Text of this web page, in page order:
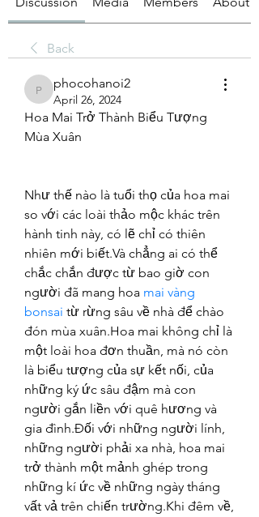
Back
phocohanoi2
phocohanoi2
April 26, 2024
Hoa Mai Trở Thành Biểu Tượng
Mùa Xuân
Như thế nào là tuổi thọ của hoa mai
so với các loài thảo mộc khác trên
hành tinh này, có lẽ chỉ có thiên
nhiên mới biết.Và chẳng ai có thể
chắc chắn được từ bao giờ con
người đã mang hoa mai vàng
bonsai từ rừng sâu về nhà để chào
đón mùa xuân.Hoa mai không chỉ là
một loài hoa đơn thuần, mà nó còn
là biểu tượng của sự kết nối, của
những ký ức sâu đậm mà con
người gắn liền với quê hương và
gia đình.Đối với những người lính,
những người phải xa nhà, hoa mai
trở thành một mảnh ghép trong
những kí ức về những ngày tháng
vất vả trên chiến trường.Khi đêm về,